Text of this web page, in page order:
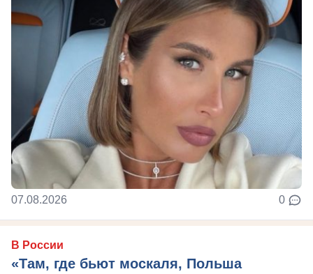
07.08.2026 0
В России
«Там, где бьют москаля, Польша